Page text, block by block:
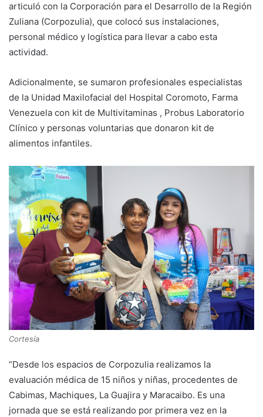
articuló con la Corporación para el Desarrollo de la Región
Zuliana (Corpozulia), que colocó sus instalaciones,
personal médico y logística para llevar a cabo esta
actividad.
Adicionalmente, se sumaron profesionales especialistas
de la Unidad Maxilofacial del Hospital Coromoto, Farma
Venezuela con kit de Multivitaminas , Probus Laboratorio
Clínico y personas voluntarias que donaron kit de
alimentos infantiles.
Cortesía
“Desde los espacios de Corpozulia realizamos la
evaluación médica de 15 niños y niñas, procedentes de
Cabimas, Machiques, La Guajira y Maracaibo. Es una
jornada que se está realizando por primera vez en la